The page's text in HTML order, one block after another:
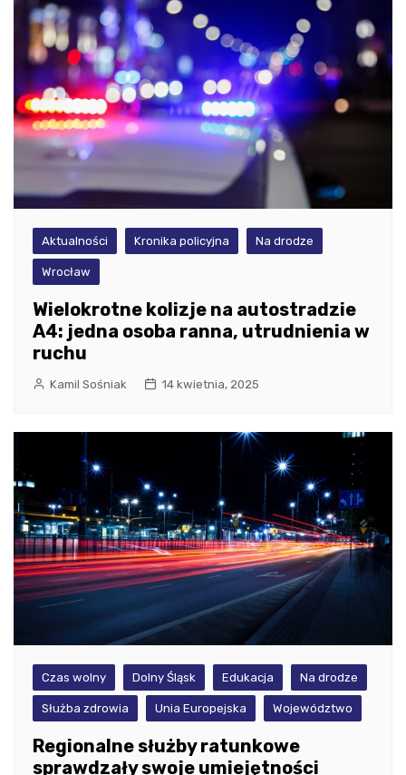
Aktualności Kronika policyjna Na drodze
Wrocław
Wielokrotne kolizje na autostradzie
A4: jedna osoba ranna, utrudnienia w
ruchu
Kamil Sośniak 14 kwietnia, 2025
Czas wolny Dolny Śląsk Edukacja Na drodze
Służba zdrowia Unia Europejska Województwo
Regionalne służby ratunkowe
sprawdzały swoje umiejętności